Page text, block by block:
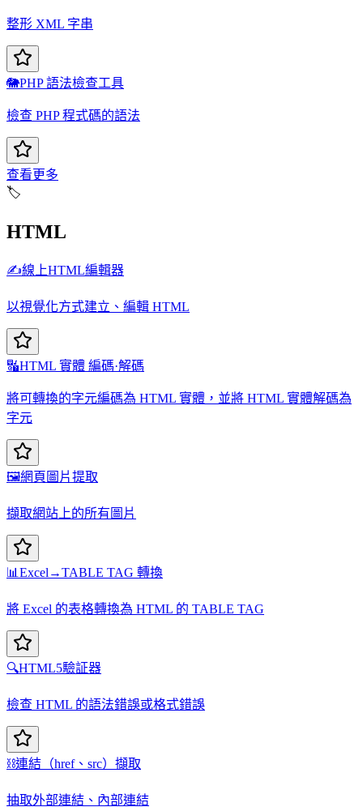
整形 XML 字串
🐘PHP 語法檢查工具
檢查 PHP 程式碼的語法
查看更多
🏷️
HTML
✍️線上HTML編輯器
以視覺化方式建立、編輯 HTML
🔣HTML 實體 編碼·解碼
將可轉換的字元編碼為 HTML 實體，並將 HTML 實體解碼為
字元
🖼️網頁圖片提取
擷取網站上的所有圖片
📊 Excel→TABLE TAG 轉換
將 Excel 的表格轉換為 HTML 的 TABLE TAG
🔍HTML5驗証器
檢查 HTML 的語法錯誤或格式錯誤
⛓️連結（href、src）擷取
抽取外部連結、內部連結